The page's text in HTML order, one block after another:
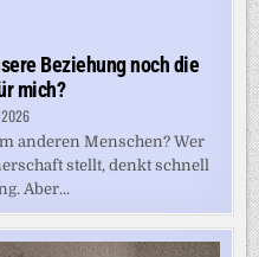
Beziehung noch die
mich?
anderen Menschen? Wer
stellt, denkt schnell
Aber...